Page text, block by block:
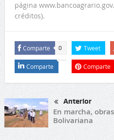
página
créditos).
Comparte 0 Tweet
Comparte Comparte
Anterior
En marcha,
Bolivariana